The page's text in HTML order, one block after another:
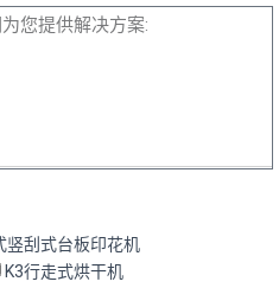
竖刮式台板印花机
K3行走式烘干机